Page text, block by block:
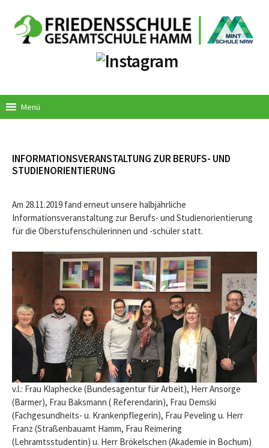
Inhalt
Menü
INFORMATIONSVERANSTALTUNG ZUR BERUFS- UND
STUDIENORIENTIERUNG
Am 28.11.2019 fand erneut unsere halbjährliche
Informationsveranstaltung zur Berufs- und Studienorientierung
für die Oberstufenschülerinnen und -schüler statt.
v.l.: Frau Klaphecke (Bundesagentur für Arbeit), Herr Ansorge
(Barmer), Frau Baksmann ( Referendarin), Frau Demski
(Fachgesundheits- u. Krankenpflegerin), Frau Peveling u. Herr
Franz (Straßenbauamt Hamm, Frau Reimering
(Lehramtsstudentin) u. Herr Brökelschen (Akademie in Bochum)